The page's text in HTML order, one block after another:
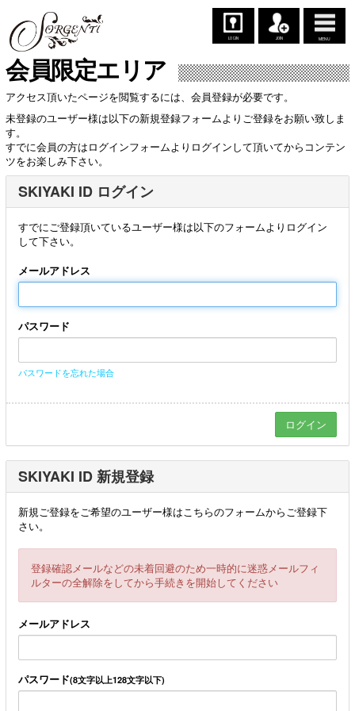
LOGIN JOIN MENU
会員限定エリア
アクセス頂いたページを閲覧するには、会員登録が必要です。
未登録のユーザー様は以下の新規登録フォームよりご登録をお願い致しま
す。
すでに会員の方はログインフォームよりログインして頂いてからコンテン
ツをお楽しみ下さい。
SKIYAKI ID ログイン
すでにご登録頂いているユーザー様は以下のフォームよりログイン
して下さい。
メールアドレス
パスワード
パスワードを忘れた場合
SKIYAKI ID 新規登録
新規ご登録をご希望のユーザー様はこちらのフォームからご登録下
さい。
登録確認メールなどの未着回避のため一時的に迷惑メールフィ
ルターの全解除をしてから手続きを開始してください
メールアドレス
パスワード(8文字以上128文字以下)